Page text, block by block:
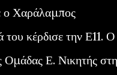
ο Χαράλαμπος
κέρδισε την Ε11. Ο
Ε. Νικητής